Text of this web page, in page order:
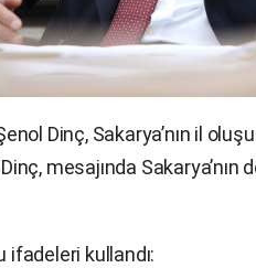
Dinç, Sakarya’nın il
mesajında
ifadeleri kullandı: